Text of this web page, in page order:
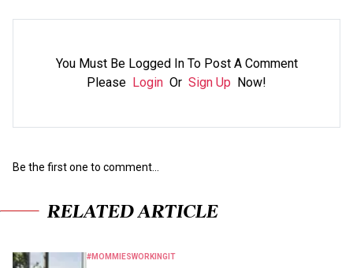
You Must Be Logged In To Post A Comment
Please Login Or Sign Up Now!
Be the first one to comment...
RELATED ARTICLE
#MOMMIESWORKINGIT